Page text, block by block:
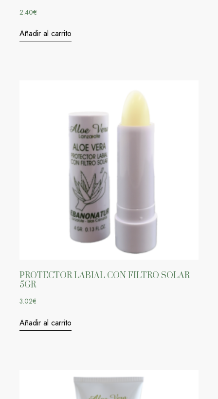
2.40€
Añadir al carrito
PROTECTOR LABIAL CON FILTRO SOLAR
5GR
3.02€
Añadir al carrito